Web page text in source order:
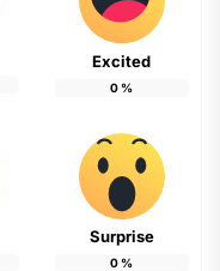
Excited
0 %
Surprise
0 %